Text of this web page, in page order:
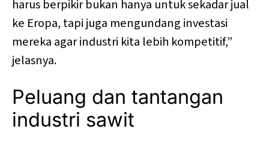
harus berpikir bukan hanya untuk sekadar jual
ke Eropa, tapi juga mengundang investasi
mereka agar industri kita lebih kompetitif,”
jelasnya.
Peluang dan tantangan
industri sawit